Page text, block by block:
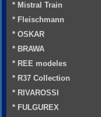
* Mistral Train
* Fleischmann
* OSKAR
* BRAWA
* REE modeles
* R37 Collection
* RIVAROSSI
* FULGUREX